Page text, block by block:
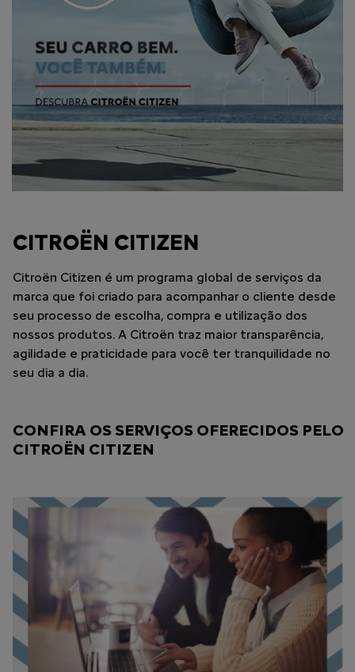
CITROËN CITIZEN
Citroën Citizen é um programa global de serviços da
marca que foi criado para acompanhar o cliente desde
seu processo de escolha, compra e utilização dos
nossos produtos. A Citroën traz maior transparência,
agilidade e praticidade para você ter tranquilidade no
seu dia a dia.
CONFIRA OS SERVIÇOS OFERECIDOS PELO
CITROËN CITIZEN